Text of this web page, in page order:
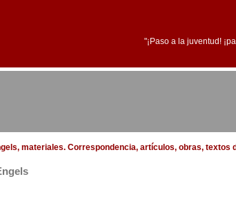
"¡Paso a la juventud!
materiales. Correspondencia, artículos, obras, textos